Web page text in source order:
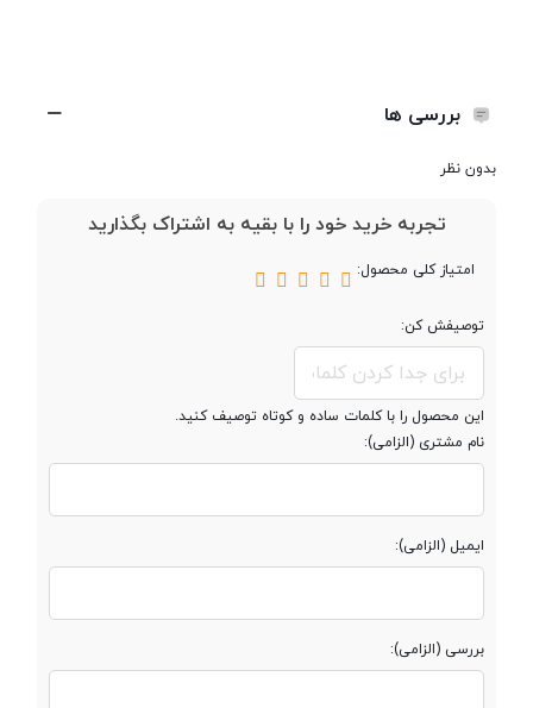
فرکانس پردازنده
‌مرکزی
پردازنده گرافیکی Adreno 405
حافظه
مقدار RAM 3 گیگابایت
بررسی ها
بدون نظر
تجربه خرید خود را با بقیه به اشتراک بگذارید
امتیاز کلی محصول:
توصیفش کن:
این محصول را با کلمات ساده و کوتاه توصیف کنید.
نام مشتری (الزامی):
ایمیل (الزامی):
بررسی (الزامی):